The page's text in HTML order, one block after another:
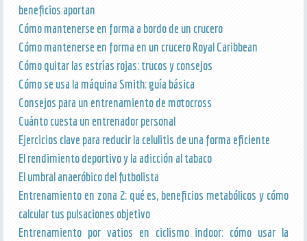
beneficios aportan
Cómo mantenerse en forma a bordo de un crucero
Cómo mantenerse en forma en un crucero Royal Caribbean
Cómo quitar las estrías rojas: trucos y consejos
Cómo se usa la máquina Smith: guía básica
Consejos para un entrenamiento de motocross
Cuánto cuesta un entrenador personal
Ejercicios clave para reducir la celulitis de una forma eficiente
El rendimiento deportivo y la adicción al tabaco
El umbral anaeróbico del futbolista
Entrenamiento en zona 2: qué es, beneficios metabólicos y cómo
calcular tus pulsaciones objetivo
Entrenamiento por vatios en ciclismo indoor: cómo usar la